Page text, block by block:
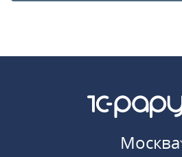
Москва